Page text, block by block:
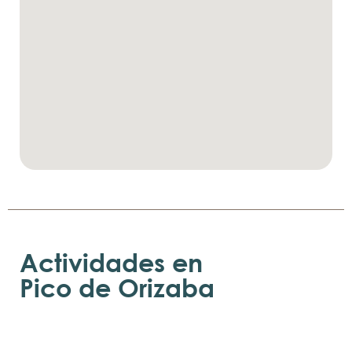
Actividades en
Pico de Orizaba